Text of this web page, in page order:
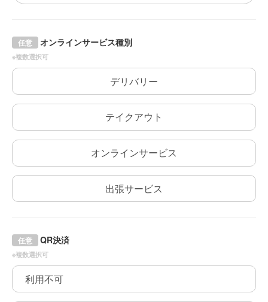
オンラインサービス種別
任意
※複数選択可
デリバリー
テイクアウト
オンラインサービス
出張サービス
QR決済
任意
※複数選択可
利用不可